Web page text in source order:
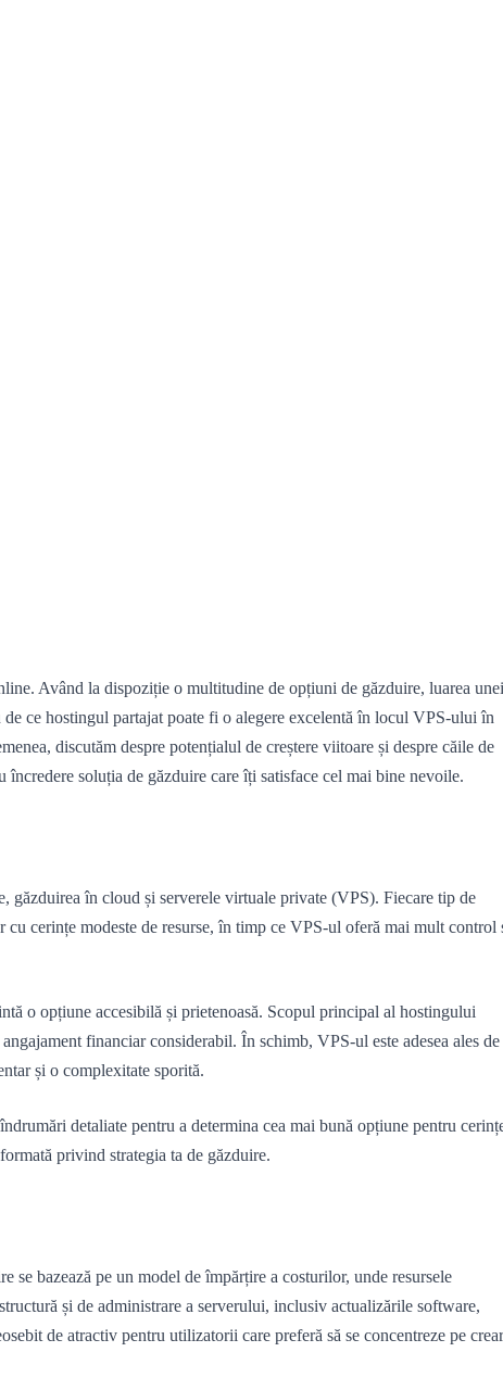
Având la dispoziție o multitudine de opțiuni de găzduire, luarea unei
ce hostingul partajat poate fi o alegere excelentă în locul VPS-ului în
discutăm despre potențialul de creștere viitoare și despre căile de
soluția de găzduire care îți satisface cel mai bine nevoile.
găzduirea în cloud și serverele virtuale private (VPS). Fiecare tip de
cerințe modeste de resurse, în timp ce VPS-ul oferă mai mult control
o opțiune accesibilă și prietenoasă. Scopul principal al hostingului
financiar considerabil. În schimb, VPS-ul este adesea ales de
și o complexitate sporită.
detaliate pentru a determina cea mai bună opțiune pentru
privind strategia ta de găzduire.
bazează pe un model de împărțire a costurilor, unde resursele
și de administrare a serverului, inclusiv actualizările software,
de atractiv pentru utilizatorii care preferă să se concentreze pe